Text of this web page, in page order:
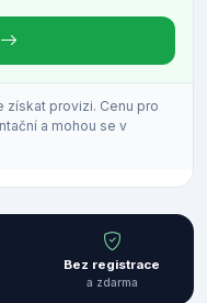
získat provizi. Cenu pro
a mohou se v
Bez registrace
a zdarma